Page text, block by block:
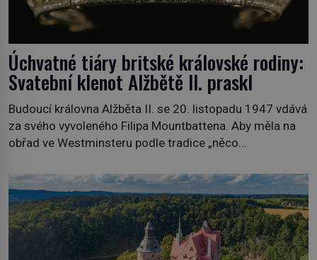
Úchvatné tiáry britské královské rodiny:
Svatební klenot Alžbětě II. praskl
Budoucí královna Alžběta II. se 20. listopadu 1947 vdává
za svého vyvoleného Filipa Mountbattena. Aby měla na
obřad ve Westminsteru podle tradice „něco
soukromé kolekce – diamantovou tiáru královny Marie.
„Je to ošklivá špičatá tiára,“ zhodnotil klenot britský
politik Sir Henry Channon (1897–1958), když si […]